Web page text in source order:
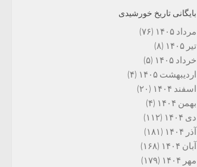
بایگانی تاریخ خورشیدی
مرداد ۱۴۰۵
(۷۶)
تیر ۱۴۰۵
(۸)
خرداد ۱۴۰۵
(۵)
اردیبهشت ۱۴۰۵
(۴)
اسفند ۱۴۰۴
(۲۰)
بهمن ۱۴۰۴
(۴)
دی ۱۴۰۴
(۱۱۲)
آذر ۱۴۰۴
(۱۸۱)
آبان ۱۴۰۴
(۱۶۸)
مهر ۱۴۰۴
(۱۷۹)